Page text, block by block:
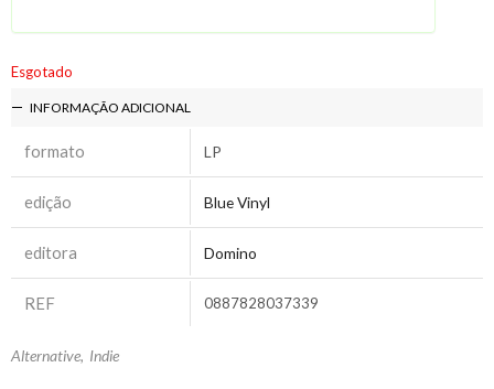
Esgotado
INFORMAÇÃO ADICIONAL
formato LP
edição Blue Vinyl
editora Domino
REF 0887828037339
Alternative, Indie